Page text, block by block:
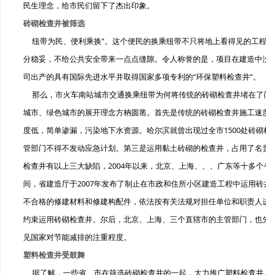
民生理念，给市民们留下了杰出印象。
砖砌检查井被筛选
纽带为民、便利乘换”。这个便民的换乘纽带不只将地上看得见的工
分稳妥，不给公共安全带来一点点缝隙。令人称誉的是，项目在建造
司出产的具有国际先进水平并取得国家多项专利的“环保塑料检查井”。
那么，市火车南站城市交通换乘纽带为何将传统的砖砌检查井堵在
城市、绿色城市的展开理念方枘圆凿。首先是传统的砖砌检查井施工
度低，简单渗漏，污染地下水资源。哈尔滨就曾出现过全市1500处砖
管部门不得不发动应急计划。第三是运用黏土砖砌的检查井，占用了
检查井有以上三大缺陷，2004年以来，北京、上海、、、广东等十多
间，省建造厅于2007年发布了制止在市政和住所小区建造工程中运用
不合格的修建材料和修建构配件，依法按有关法规对担任单位和职责
约束运用砖砌检查井。尔后，北京、上海、三个直辖市的主管部门，
见国家对节能减排的注重程度。
塑料检查井受鼓舞
据了解，一些省、市在筛选砖砌检查井的一起，大力推广塑料检查